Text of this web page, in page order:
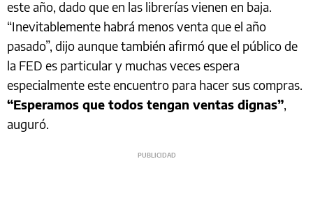
este año, dado que en las librerías vienen en baja.
“Inevitablemente habrá menos venta que el año
pasado”, dijo aunque también afirmó que el público de
la FED es particular y muchas veces espera
especialmente este encuentro para hacer sus compras.
“Esperamos que todos tengan ventas dignas”,
auguró.